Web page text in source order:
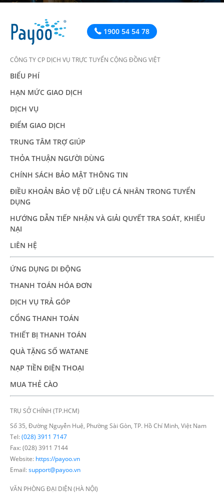
1900 54 54 78
CÔNG TY CP DỊCH VỤ TRỰC TUYẾN CỘNG ĐỒNG VIỆT
BIỂU PHÍ
HẠN MỨC GIAO DỊCH
DỊCH VỤ
ĐIỂM GIAO DỊCH
TRUNG TÂM TRỢ GIÚP
THỎA THUẬN NGƯỜI DÙNG
CHÍNH SÁCH BẢO MẬT THÔNG TIN
ĐIỀU KHOẢN BẢO VỆ DỮ LIỆU CÁ NHÂN TRONG TUYỂN
DỤNG
HƯỚNG DẪN TIẾP NHẬN VÀ GIẢI QUYẾT TRA SOÁT, KHIẾU
NẠI
LIÊN HỆ
ỨNG DỤNG DI ĐỘNG
THANH TOÁN HÓA ĐƠN
DỊCH VỤ TRẢ GÓP
CỔNG THANH TOÁN
THIẾT BỊ THANH TOÁN
QUÀ TẶNG SỐ WATANE
NẠP TIỀN ĐIỆN THOẠI
MUA THẺ CÀO
TRỤ SỞ CHÍNH (TP.HCM)
Số 35, Đường Nguyễn Huệ, Phường Sài Gòn, TP. Hồ Chí Minh, Việt Nam
Tel:(028) 3911 7147
Fax: (028) 3911 7144
Website: https://payoo.vn
Email:support@payoo.vn
VĂN PHÒNG ĐẠI DIỆN (HÀ NỘI)